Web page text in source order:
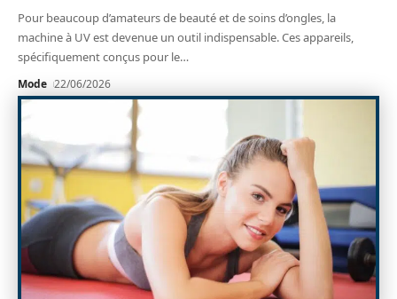
Pour beaucoup d’amateurs de beauté et de soins d’ongles, la
machine à UV est devenue un outil indispensable. Ces appareils,
spécifiquement conçus pour le…
Mode 22/06/2026